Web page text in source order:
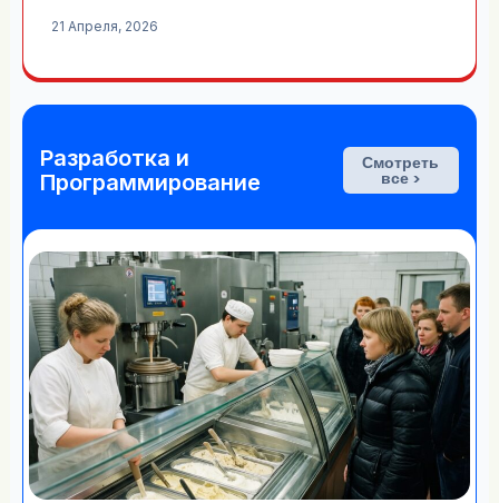
21 Апреля, 2026
Разработка и
Программирование
Смотреть
все >